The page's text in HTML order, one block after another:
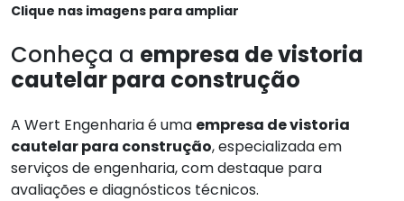
Clique nas imagens para ampliar
Conheça a empresa de vistoria
cautelar para construção
A Wert Engenharia é uma empresa de vistoria
cautelar para construção, especializada em
serviços de engenharia, com destaque para
avaliações e diagnósticos técnicos.